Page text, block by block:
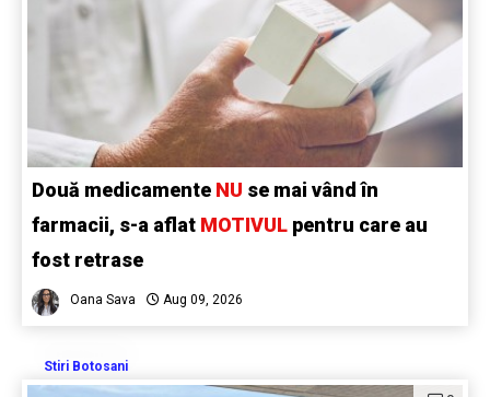
Două medicamente NU se mai vând în
farmacii, s-a aflat MOTIVUL pentru care au
fost retrase
Oana Sava Aug 09, 2026
Stiri Botosani